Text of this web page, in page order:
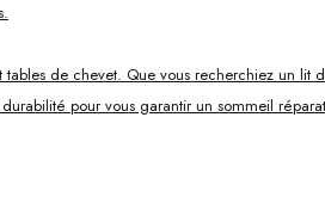
de chevet. Que vous recherchiez un lit
pour vous garantir un sommeil